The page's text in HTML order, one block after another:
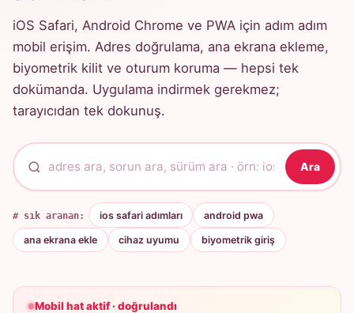
iOS Safari, Android Chrome ve PWA için adım adım
mobil erişim. Adres doğrulama, ana ekrana ekleme,
biyometrik kilit ve oturum koruma — hepsi tek
dokümanda. Uygulama indirmek gerekmez;
tarayıcıdan tek dokunuş.
Ara
# sık aranan: ios safari adımları android pwa
ana ekrana ekle cihaz uyumu biyometrik giriş
Mobil hat aktif · doğrulandı